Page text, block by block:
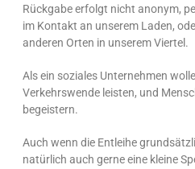
Rückgabe erfolgt nicht anonym,
im Kontakt an unserem Laden,
anderen Orten in unserem Viertel.
Als ein soziales Unternehmen
Verkehrswende leisten, und
begeistern.
Auch wenn die Entleihe
natürlich auch gerne eine kleine